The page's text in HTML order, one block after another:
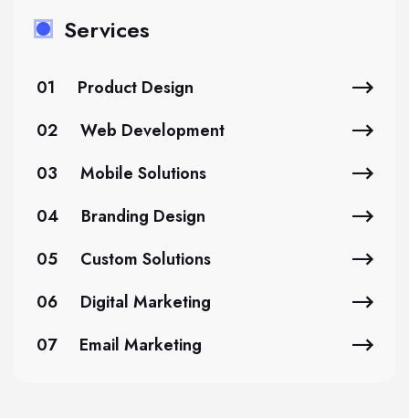
Services
01
Product Design
02
Web Development
03
Mobile Solutions
04
Branding Design
05
Custom Solutions
06
Digital Marketing
07
Email Marketing